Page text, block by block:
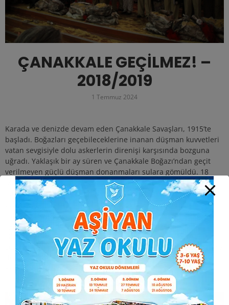
ÇANAKKALE GEÇİLMEZ! –
2018/2019
1 Temmuz 2024
Karada ve denizde devam eden Çanakkale Savaşları, 1915’te
başladı. Boğazları geçebileceklerine inanan düşman kuvvetleri
vatan sevgisiyle dolu askerlerin direnişi karşısında bozguna
uğradı. Yaklaşık bir ay süren ve Çanakkale Boğazı’ndan geçit
verilmeyen güçlü düşman donanmaları sulara gömüldü. 18
Mart 1915’te tamamen sona eren boğaz harbinde çok sayıda
Türk askeri şehit oldu. Mustafa Kemal’in ölmeyi emrettiği Türk
askeri canını dişine takarak bu geçişe izin vermedi.
Dünya tarihine kahramanlık öyküsü olarak geçen bu savaşın
aynı zamanda dünya tarihine yön verdiği bir gerçektir.
Okulumuzun 7. sınıf öğrenci ve öğretmenleri ÇANAKKALE
DESTANI adlı oratoryo eşliğinde canlandırdıkları olayları bizlere
de yaşattılar.
Büyük zaferimizin yıldönümünü kutlarken, bu uğurda şehit
olanları rahmetle ve saygıyla anıyoruz!..